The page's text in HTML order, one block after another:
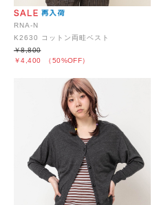
RNA-N
K2630 コットン両畦ベスト
￥4,400 （50%OFF）
￥8,800